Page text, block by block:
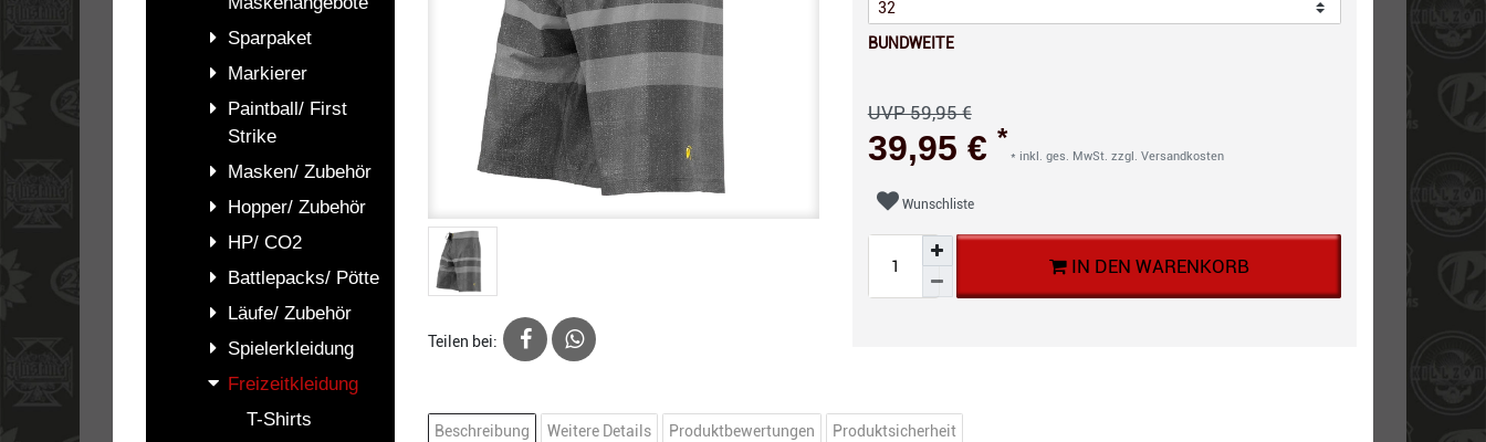
Sparpaket
Markierer
Paintball/ First
Strike
Masken/ Zubehör
Hopper/ Zubehör
HP/ CO2
Battlepacks/ Pötte
Läufe/ Zubehör
Spielerkleidung
Freizeitkleidung
T-Shirts
Teilen bei:
BUNDWEITE
UVP 59,95 €
39,95 € *
* inkl. ges. MwSt. zzgl. Versandkosten
Wunschliste
IN DEN WARENKORB
Beschreibung Weitere Details Produktbewertungen Produktsicherheit